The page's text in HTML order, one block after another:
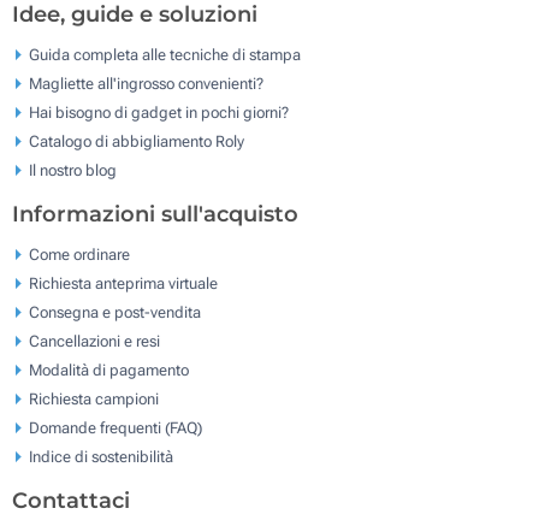
Idee, guide e soluzioni
Guida completa alle tecniche di stampa
Magliette all'ingrosso convenienti?
Hai bisogno di gadget in pochi giorni?
Catalogo di abbigliamento Roly
Il nostro blog
Informazioni sull'acquisto
Come ordinare
Richiesta anteprima virtuale
Consegna e post-vendita
Cancellazioni e resi
Modalità di pagamento
Richiesta campioni
Domande frequenti (FAQ)
Indice di sostenibilità
Contattaci